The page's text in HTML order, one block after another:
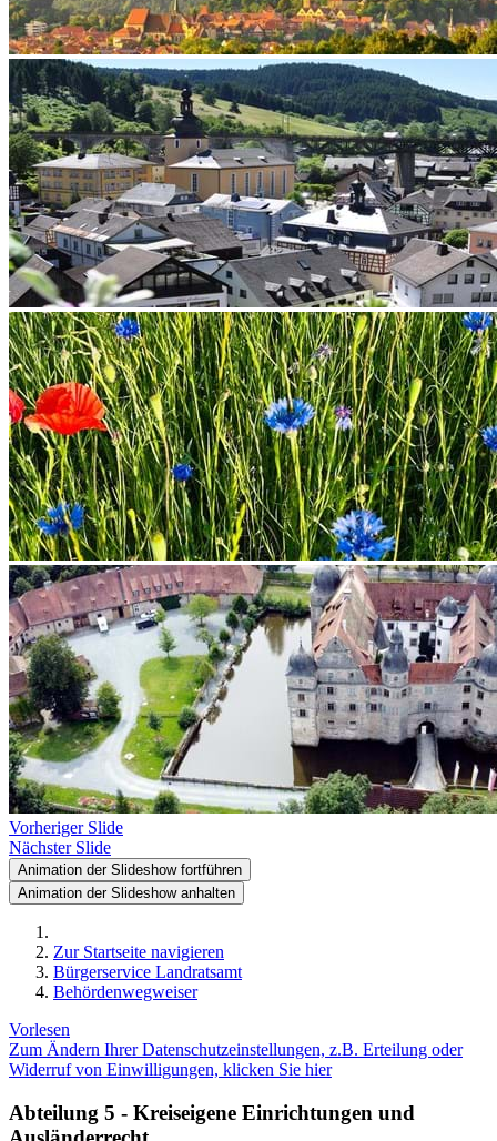
Vorheriger Slide
Nächster Slide
Animation der Slideshow fortführen
Animation der Slideshow anhalten
Zur Startseite navigieren
Bürgerservice Landratsamt
Behördenwegweiser
Vorlesen
Zum Ändern Ihrer Datenschutzeinstellungen, z.B. Erteilung oder
Widerruf von Einwilligungen, klicken Sie hier
Abteilung 5 - Kreiseigene Einrichtungen und